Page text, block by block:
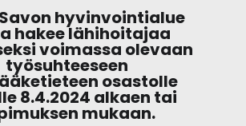
hyvinvointialue
hakee lähihoitajaa
voimassa olevaan
työsuhteeseen
osastolle
8.4.2024 alkaen tai
mukaan.